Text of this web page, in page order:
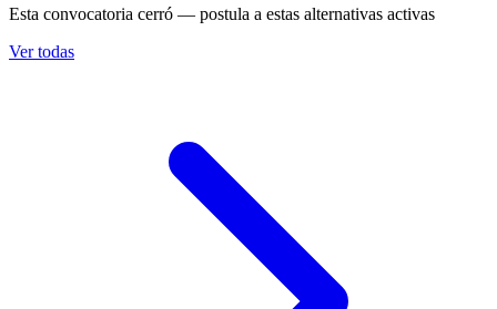
Esta convocatoria cerró — postula a estas alternativas activas
Ver todas